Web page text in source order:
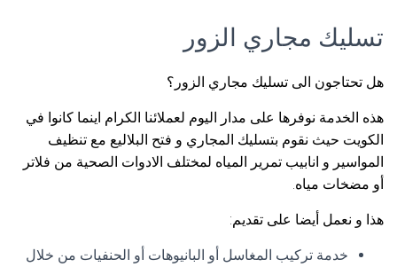
تسليك مجاري الزور
هل تحتاجون الى تسليك مجاري الزور؟
هذه الخدمة نوفرها على مدار اليوم لعملائنا الكرام اينما كانوا في
الكويت حيث نقوم بتسليك المجاري و فتح البلاليع مع تنظيف
المواسير و انابيب تمرير المياه لمختلف الادوات الصحية من فلاتر
أو مضخات مياه.
هذا و نعمل أيضا على تقديم:
خدمة تركيب المغاسل أو البانيوهات أو الحنفيات من خلال